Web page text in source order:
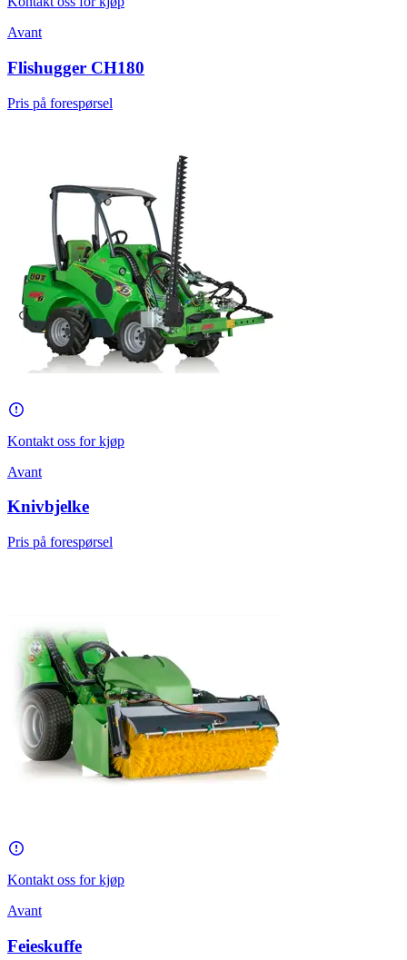
Avant
Flishugger CH180
Pris på forespørsel
Kontakt oss for kjøp
Avant
Knivbjelke
Pris på forespørsel
Kontakt oss for kjøp
Avant
Feieskuffe